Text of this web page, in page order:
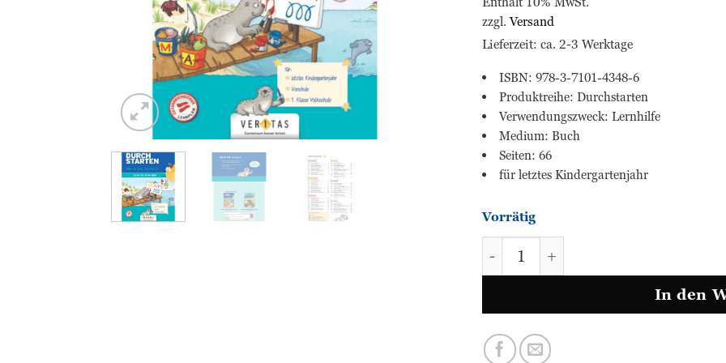
zzgl.Versand
Lieferzeit: ca. 2-3 Werktage
ISBN: 978-3-7101-4348-6
Produktreihe: Durchstarten
Verwendungszweck: Lernhilfe
Medium: Buch
Seiten: 66
für letztes Kindergartenjahr
Vorrätig
Ab in die Schule - LESEN &
In den